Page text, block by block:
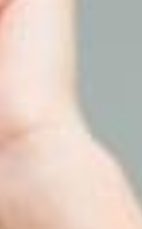
Cookie
Laufzeit:
13 Monate